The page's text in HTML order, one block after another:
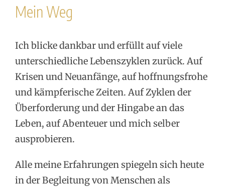
Mein Weg
Ich blicke dankbar und erfüllt auf viele
unterschiedliche Lebenszyklen zurück. Auf
Krisen und Neuanfänge, auf hoffnungsfrohe
und kämpferische Zeiten. Auf Zyklen der
Überforderung und der Hingabe an das
Leben, auf Abenteuer und mich selber
ausprobieren.
Alle meine Erfahrungen spiegeln sich heute
in der Begleitung von Menschen als